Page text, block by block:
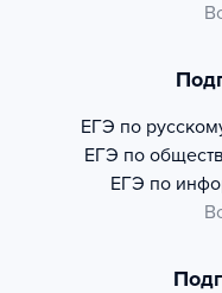
ЕГЭ по
ЕГЭ по
ЕГЭ по